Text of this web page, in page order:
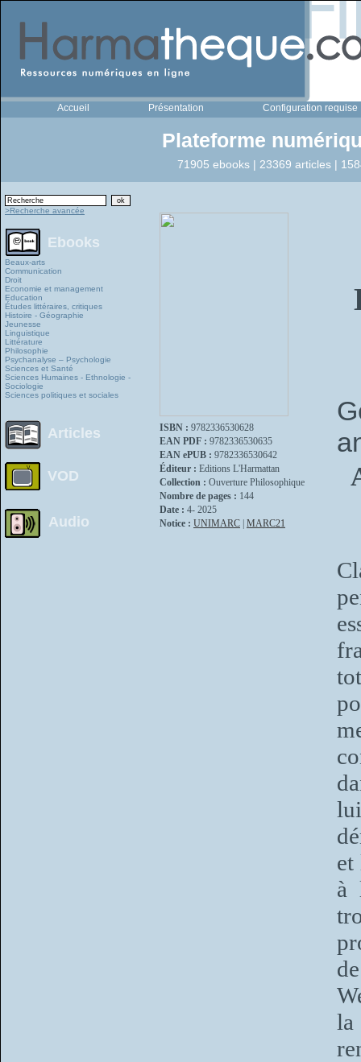
Accueil Présentation Configuration requise
Plateforme
71905 ebooks | 23369 articles |
>Recherche avancée
Ebooks
Beaux-arts
Communication
Droit
Economie et management
Education
Études littéraires, critiques
Histoire - Géographie
Jeunesse
Linguistique
Littérature
Philosophie
Psychanalyse – Psychologie
Sciences et Santé
Sciences Humaines - Ethnologie -
Sociologie
Sciences politiques et sociales
Articles
VOD
Audio
ISBN : 9782336530628
EAN PDF : 9782336530635
EAN ePUB : 9782336530642
Éditeur : Editions L'Harmattan
Collection : Ouverture Philosophique
Nombre de pages : 144
Date : 4- 2025
Notice : UNIMARC MARC21
et
à